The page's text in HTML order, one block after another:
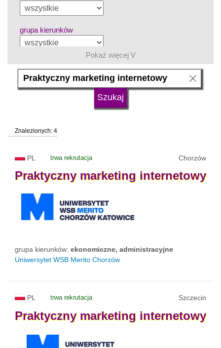
grupa kierunków
język
status uczelni
Pokaż więcej V
Znalezionych: 4
PL trwa rekrutacja Chorzów
Praktyczny marketing internetowy
grupa kierunków: ekonomiczne, administracyjne
Uniwersytet WSB Merito Chorzów
PL trwa rekrutacja Szczecin
Praktyczny marketing internetowy